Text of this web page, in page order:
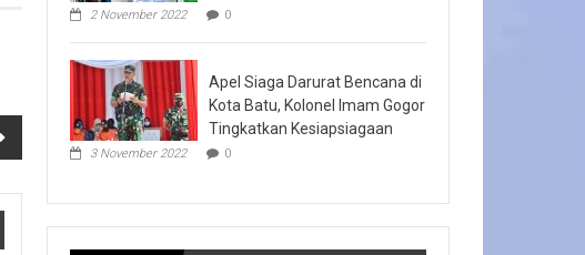
2 November 2022 0
Apel Siaga Darurat Bencana di
Kota Batu, Kolonel Imam Gogor
Tingkatkan Kesiapsiagaan
3 November 2022 0